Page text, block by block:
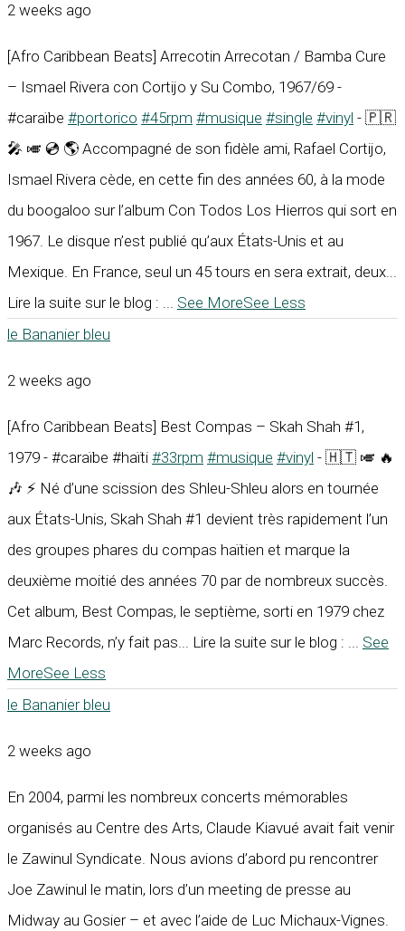
2 weeks ago
[Afro Caribbean Beats] Arrecotin Arrecotan / Bamba Cure
– Ismael Rivera con Cortijo y Su Combo, 1967/69 -
#caraïbe #portorico #45rpm #musique #single #vinyl - 🇵🇷
🎤 🎺 💿 🌎 Accompagné de son fidèle ami, Rafael Cortijo,
Ismael Rivera cède, en cette fin des années 60, à la mode
du boogaloo sur l’album Con Todos Los Hierros qui sort en
1967. Le disque n’est publié qu’aux États-Unis et au
Mexique. En France, seul un 45 tours en sera extrait, deux...
Lire la suite sur le blog : ... See MoreSee Less
le Bananier bleu
2 weeks ago
[Afro Caribbean Beats] Best Compas – Skah Shah #1,
1979 - #caraïbe #haïti #33rpm #musique #vinyl - 🇭🇹 🎺 🔥
🎶 ⚡ Né d’une scission des Shleu-Shleu alors en tournée
aux États-Unis, Skah Shah #1 devient très rapidement l’un
des groupes phares du compas haïtien et marque la
deuxième moitié des années 70 par de nombreux succès.
Cet album, Best Compas, le septième, sorti en 1979 chez
Marc Records, n’y fait pas... Lire la suite sur le blog : ... See
MoreSee Less
le Bananier bleu
2 weeks ago
En 2004, parmi les nombreux concerts mémorables
organisés au Centre des Arts, Claude Kiavué avait fait venir
le Zawinul Syndicate. Nous avions d’abord pu rencontrer
Joe Zawinul le matin, lors d’un meeting de presse au
Midway au Gosier – et avec l’aide de Luc Michaux-Vignes.